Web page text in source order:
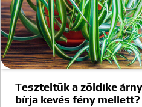
Teszteltük a zöldike
bírja kevés fény mellett?